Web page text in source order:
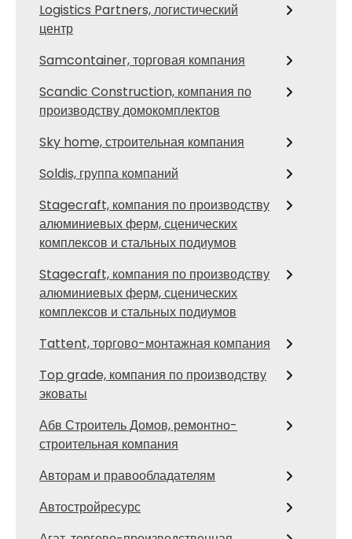
Logistics Partners, логистический
центр
Samcontainer, торговая компания
Scandic Construction, компания по
производству домокомплектов
Sky home, строительная компания
Soldis, группа компаний
Stagecraft, компания по производству
алюминиевых ферм, сценических
комплексов и стальных подиумов
Stagecraft, компания по производству
алюминиевых ферм, сценических
комплексов и стальных подиумов
Tattent, торгово-монтажная компания
Top grade, компания по производству
эковаты
Абв Строитель Домов, ремонтно-
строительная компания
Авторам и правообладателям
Автостройресурс